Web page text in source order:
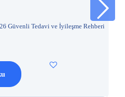
Güvenli Tedavi ve İyileşme Rehberi